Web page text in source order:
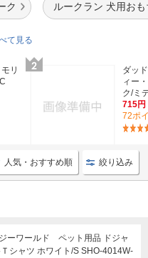
ク ルークラン 犬用お
て見る
リ
ダッ
ィー
ク/ミ
715円
72ポ
人気・おすすめ順 絞り込み
ーワールド ペット用品 ドジャ
シャツ ホワイト/S SHO-4014W-